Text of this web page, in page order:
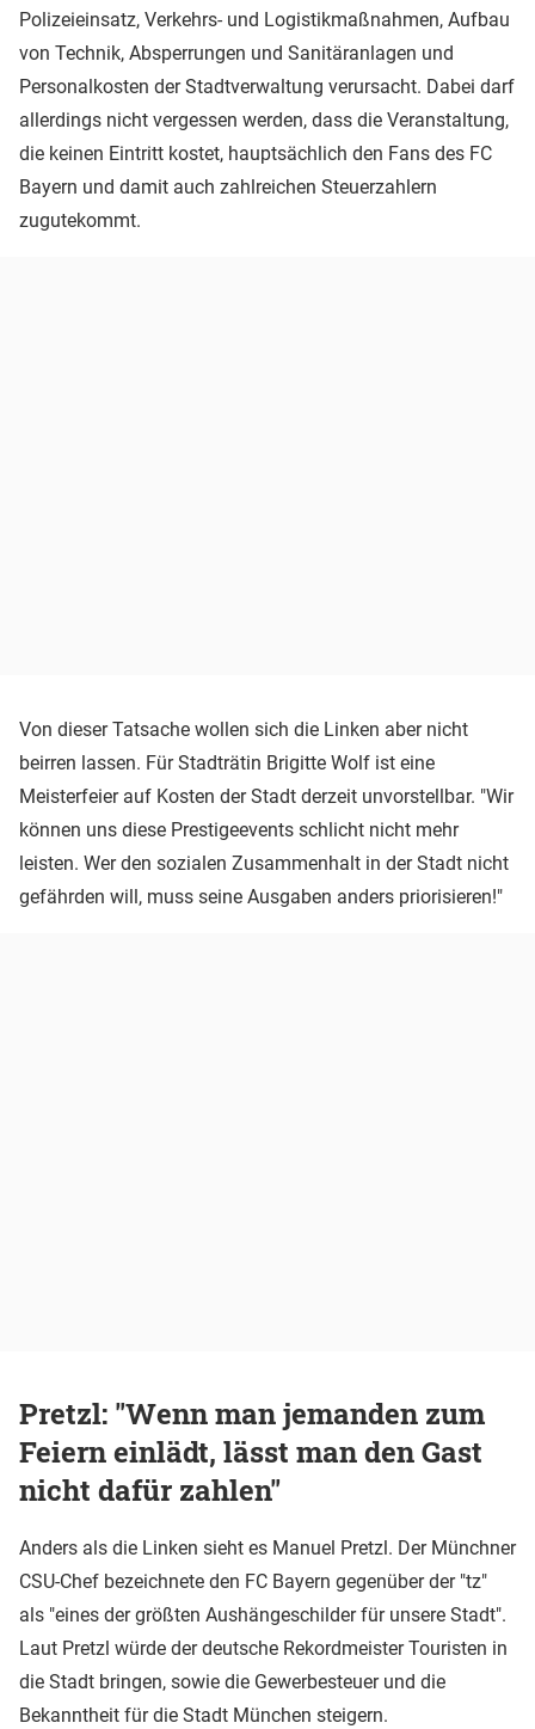
Polizeieinsatz, Verkehrs- und Logistikmaßnahmen, Aufbau
von Technik, Absperrungen und Sanitäranlagen und
Personalkosten der Stadtverwaltung verursacht. Dabei darf
allerdings nicht vergessen werden, dass die Veranstaltung,
die keinen Eintritt kostet, hauptsächlich den Fans des FC
Bayern und damit auch zahlreichen Steuerzahlern
zugutekommt.
Von dieser Tatsache wollen sich die Linken aber nicht
beirren lassen. Für Stadträtin Brigitte Wolf ist eine
Meisterfeier auf Kosten der Stadt derzeit unvorstellbar. "Wir
können uns diese Prestigeevents schlicht nicht mehr
leisten. Wer den sozialen Zusammenhalt in der Stadt nicht
gefährden will, muss seine Ausgaben anders priorisieren!"
Pretzl: "Wenn man jemanden zum
Feiern einlädt, lässt man den Gast
nicht dafür zahlen"
Anders als die Linken sieht es Manuel Pretzl. Der Münchner
CSU-Chef bezeichnete den FC Bayern gegenüber der "tz"
als "eines der größten Aushängeschilder für unsere Stadt".
Laut Pretzl würde der deutsche Rekordmeister Touristen in
die Stadt bringen, sowie die Gewerbesteuer und die
Bekanntheit für die Stadt München steigern.